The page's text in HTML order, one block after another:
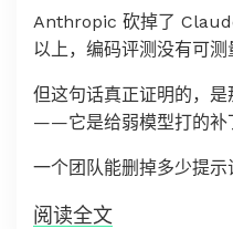
Anthropic 砍掉了
以上，编码评测没有可测
但这句话真正证明的，
——它是给弱模型打的补
一个团队能删掉多少提
阅读全文